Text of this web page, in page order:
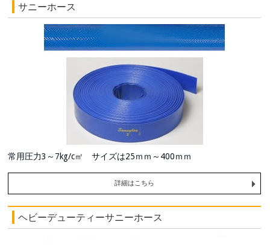
サニーホース
常用圧力3～7kg/c㎡ サイズは25ｍｍ～400ｍｍ
詳細はこちら
ヘビーデューティーサニーホース